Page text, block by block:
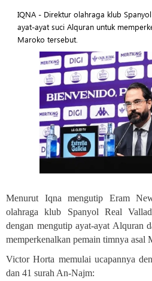
IQNA - Direktur olahraga klub
ayat-ayat suci Alquran untuk
Maroko tersebut.
Menurut Iqna mengutip Eram
olahraga klub Spanyol Real
dengan mengutip ayat-ayat Alquran
memperkenalkan pemain timnya asal
Victor Horta memulai ucapannya
dan 41 surah An-Najm: